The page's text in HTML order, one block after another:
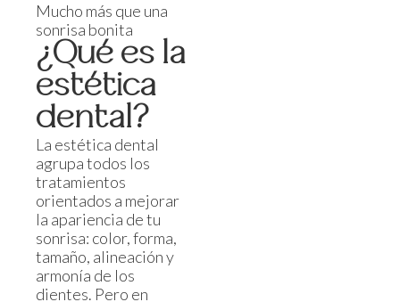
Mucho más que una
sonrisa bonita
¿Qué es la
estética
dental?
La estética dental
agrupa todos los
tratamientos
orientados a mejorar
la apariencia de tu
sonrisa: color, forma,
tamaño, alineación y
armonía de los
dientes. Pero en